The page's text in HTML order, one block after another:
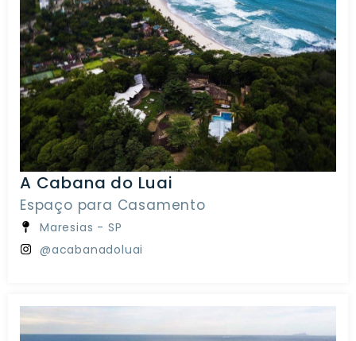
A Cabana do Luai
Espaço para Casamento
Maresias - SP
@acabanadoluai